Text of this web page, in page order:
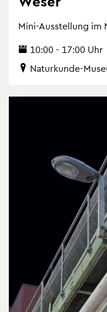
Mini-Aus­stel­lung im
10:00 - 17:00 Uhr
Na­tur­kun­de-